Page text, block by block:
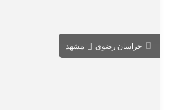
خراسان رضوی مشهد